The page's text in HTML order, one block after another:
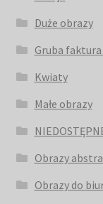
Duże obrazy
Gruba
Kwiaty
Małe obrazy
Obrazy
Obrazy do